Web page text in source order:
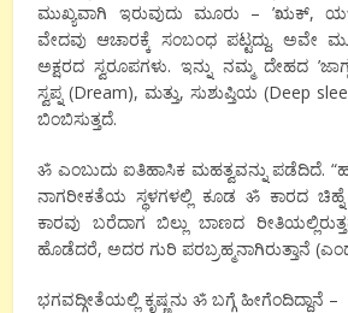
ಮುಖ್ಯವಾಗಿ ಇರುವುದು ಮೂರು – ’ಋಕ್,
ವೇದವು ಆಚಾರಕ್ಕೆ ಸಂಬಂಧ ಪಟ್ಟದ್ದು. ಅವೇ
ಅಕ್ಷರದ ಸ್ವರೂಪಗಳು. ಇನ್ನು ನಮ್ಮ ದೇಹದ
ಸ್ವಪ್ನ (Dream), ಮತ್ತು, ಸುಶುಪ್ತಿಯ (Deep
ಬಿಂಬಿಸುತ್ತದೆ.
ॐ ಎಂಬುದು ಐತಿಹಾಸಿಕ ಮಹತ್ವವನ್ನು ಪಡೆದಿದೆ.
ನಾಗರೀಕತೆಯ ಸ್ಥಳಗಳಲ್ಲಿ ಕೂಡ ॐ ಕಾರದ
ಕಾರವು ಬರೆದಾಗ ಬಿಲ್ಲು ಬಾಣದ
ಹೊಡೆದರೆ, ಅದರ ಗುರಿ ಪರಬ್ರಹ್ಮನಾಗಿರುತ್ತಾನೆ
ಭಗವದ್ಗೀತೆಯಲ್ಲಿ ಕೃಷ್ಣನು ॐ ಬಗ್ಗೆ ಹೀಗೆಂದಿದ್ದಾನೆ –